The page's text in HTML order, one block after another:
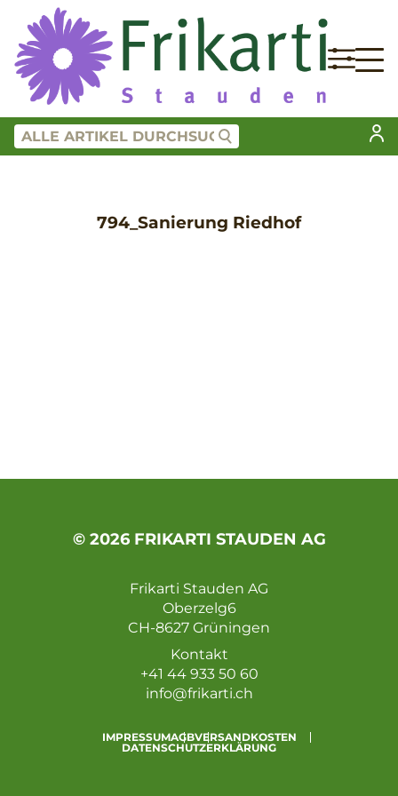
794_Sanierung Riedhof
© 2026 FRIKARTI STAUDEN AG
Frikarti Stauden AG
Oberzelg6
CH-8627 Grüningen
Kontakt
+41 44 933 50 60
info@frikarti.ch
IMPRESSUMAGBVERSANDKOSTEN
DATENSCHUTZERKLÄRUNG